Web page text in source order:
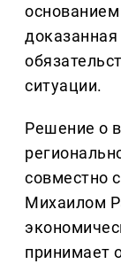
ситуации.
Решение о
совместно
Михаилом
принимает